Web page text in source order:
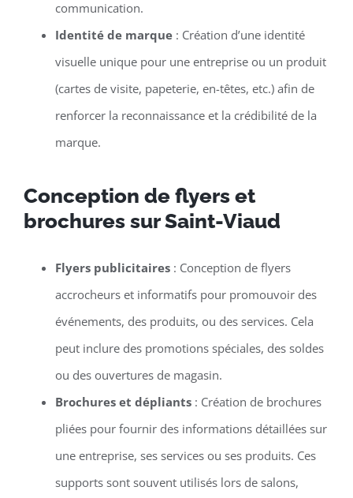
communication.
Identité de marque: Création d’une identité
visuelle unique pour une entreprise ou un produit
(cartes de visite, papeterie, en-têtes, etc.) afin de
renforcer la reconnaissance et la crédibilité de la
marque.
Conception de flyers et
brochures sur Saint-Viaud
Flyers publicitaires: Conception de flyers
accrocheurs et informatifs pour promouvoir des
événements, des produits, ou des services. Cela
peut inclure des promotions spéciales, des soldes
ou des ouvertures de magasin.
Brochures et dépliants: Création de brochures
pliées pour fournir des informations détaillées sur
une entreprise, ses services ou ses produits. Ces
supports sont souvent utilisés lors de salons,